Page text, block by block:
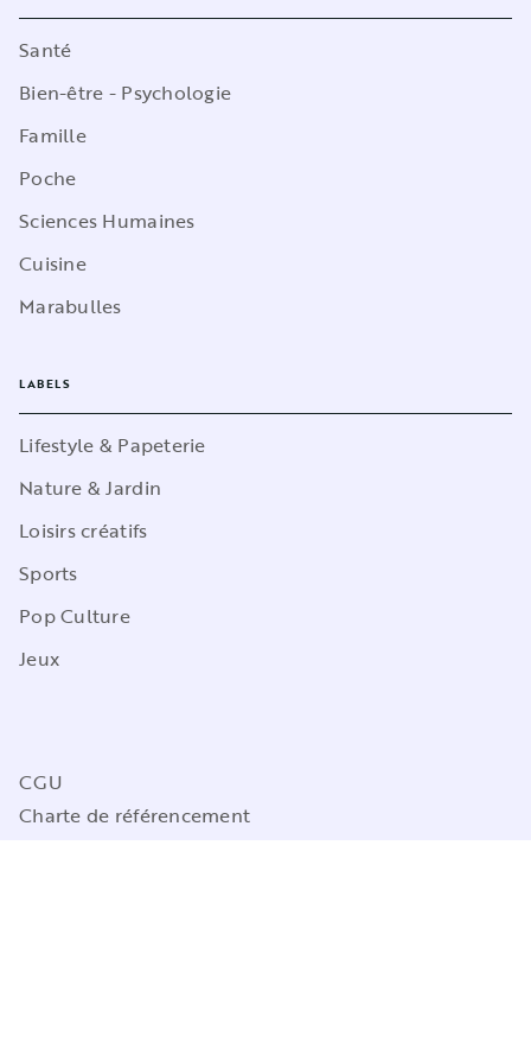
Santé
Bien-être - Psychologie
Famille
Poche
Sciences Humaines
Cuisine
Marabulles
LABELS
Lifestyle & Papeterie
Nature & Jardin
Loisirs créatifs
Sports
Pop Culture
Jeux
CGU
Charte de référencement